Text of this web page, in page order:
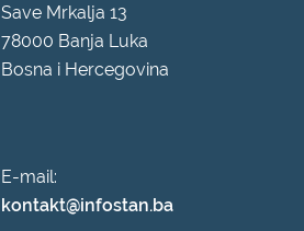
Save Mrkalja 13
78000 Banja Luka
Bosna i Hercegovina
E-mail:
kontakt@infostan.ba